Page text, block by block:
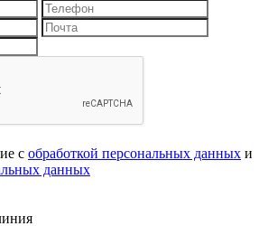
с обработкой персональных данных и
данных